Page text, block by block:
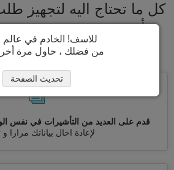
كل ما تحتاج اليه لتجهيز
تأشيرة مصر تحت سقف
عملية الحصول على
قدم على العديد من التأشيرات في نفس
لإعادة اخال بياناتك مرارا و
للاسف! الخادم في عالم
من فضلك ، حاول مرة
تحديث الصفحة